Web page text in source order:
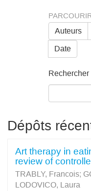
Auteurs
Date
Dépôts
Art therapy in
review of
TRABLY, Francois;
LODOVICO, Laura